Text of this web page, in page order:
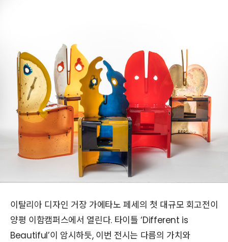
이탈리아 디자인 거장 가에타노 페세의 첫 대규모 회고전이
양평 이함캠퍼스에서 열린다. 타이틀 ‘Different is
Beautiful’이 암시하듯, 이번 전시는 다름의 가치와